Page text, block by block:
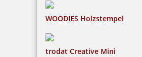
WOODIES Holzstempel
trodat Creative Mini